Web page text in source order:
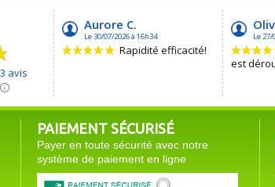
PAIEMENT SÉCURISÉ
Payer en toute sécurité avec notre
système de paiement en ligne